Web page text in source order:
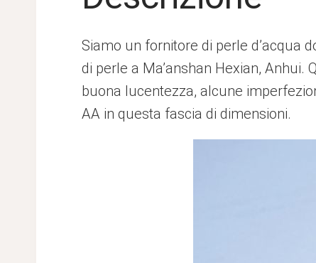
Siamo un fornitore di perle d’acqua
di perle a Ma’anshan Hexian,
buona lucentezza, alcune
AA in questa fascia di dimensioni.